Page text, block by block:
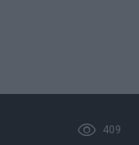
409